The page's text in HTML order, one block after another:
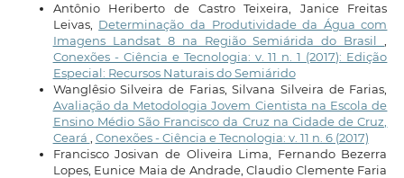
Antônio Heriberto de Castro Teixeira, Janice Freitas
Leivas, Determinação da Produtividade da Água com
Imagens Landsat 8 na Região Semiárida do Brasil
Conexões - Ciência e Tecnologia: v. 11 n. 1 (2017): Edição
Especial: Recursos Naturais do Semiárido
Wanglêsio Silveira de Farias, Silvana Silveira de Farias,
Avaliação da Metodologia Jovem Cientista na Escola de
Ensino Médio São Francisco da Cruz na Cidade de Cruz,
Ceará
Conexões - Ciência e Tecnologia: v. 11 n. 6 (2017)
Francisco Josivan de Oliveira Lima, Fernando Bezerra
Lopes, Eunice Maia de Andrade, Claudio Clemente Faria